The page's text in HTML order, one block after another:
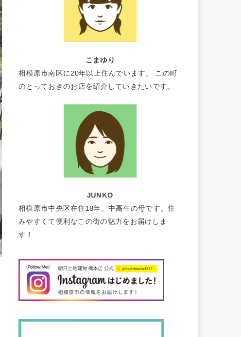
こまゆり
相模原市南区に20年以上住んでいます。 この町
のとっておきのお店を紹介していきたいです。
JUNKO
相模原市中央区在住18年。中高生の母です。住
みやすくて便利なこの街の魅力をお届けしま
す！